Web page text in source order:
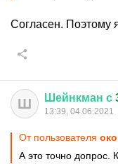
Согласен. Поэтому
Ш Шейнкман с
13:39, 04.06.2021
От пользователя
А это точно допрос.